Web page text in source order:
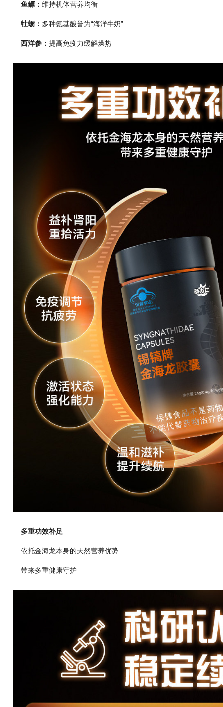
鱼鳔：维持机体营养均衡
牡蛎： 多种氨基酸誉为“海洋牛奶”
西洋参：提高免疫力缓解燥热
多重功效补足
依托金海龙本身的天然营养优势
带来多重健康守护